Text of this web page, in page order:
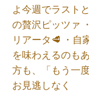
よ今週でラスト
の贅沢ピッツァ
リアータ🥩 ・自
を味わえるのも
方も、「もう一
お見逃しなく⁡